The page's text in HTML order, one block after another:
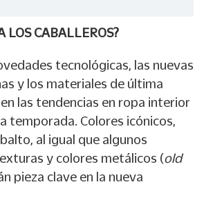
LOS CABALLEROS?
tecnológicas, las nuevas
y los materiales de última
las tendencias en ropa interior
temporada. Colores icónicos,
al igual que algunos
y colores metálicos (old
pieza clave en la nueva